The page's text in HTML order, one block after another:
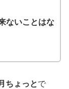
ないことはな
ちょっとで